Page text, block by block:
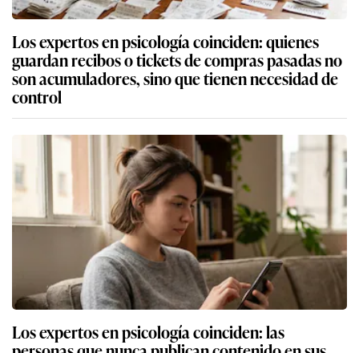
Los expertos en psicología coinciden: quienes
guardan recibos o tickets de compras pasadas no
son acumuladores, sino que tienen necesidad de
control
Los expertos en psicología coinciden: las